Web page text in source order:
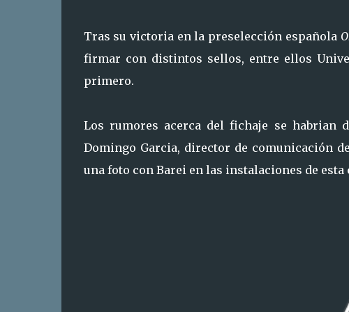
Tras su victoria en la preselección española
firmar con distintos sellos, entre ellos
primero.
Los rumores acerca del fichaje se habrian
Domingo Garcia, director de comunicación
una foto con Barei en las instalaciones de